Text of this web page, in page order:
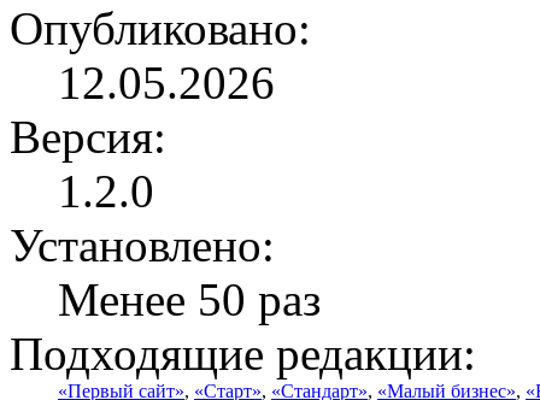
Опубликовано:
12.05.2026
Версия:
1.2.0
Установлено:
Менее 50 раз
Подходящие редакции:
«Первый сайт», «Старт», «Стандарт», «Малый бизнес»,